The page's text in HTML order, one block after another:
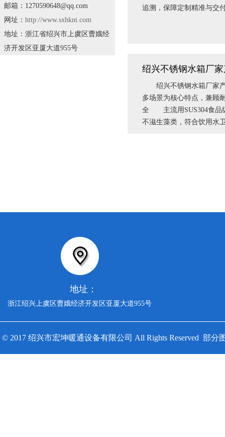
邮箱：1270590648@qq.com
网址： http://www.sxhknt.com
地址：浙江省绍兴市上虞区曹娥经
济开发区亚厦大道955号
追溯，保障定制精准与
绍兴不锈钢水箱厂
绍兴不锈钢水箱厂家产
多场景为核心特点，兼
全 主流用SUS304食品级
不滋生藻类，符合饮用
地址：
浙江绍兴上虞区曹娥经济开发区亚厦大道955号
© 2017 绍兴市宏坤暖通设备有限公司 All Rights Reserved 部